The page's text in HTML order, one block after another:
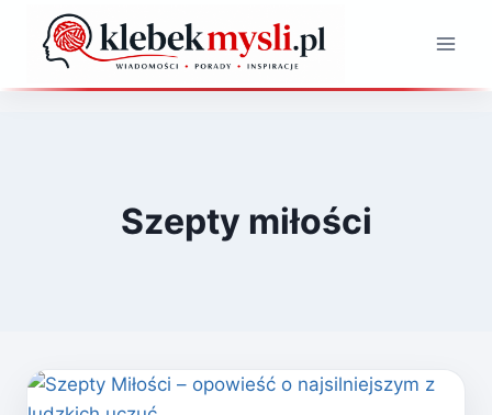
Przejdź
Szepty miłości